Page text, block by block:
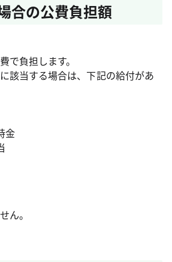
合の公費負担額
で負担します。
該当する場合は、下記の給付があ
金
ん。